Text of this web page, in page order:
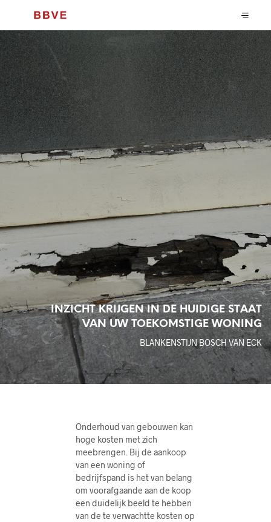
INZICHT KRIJGEN IN DE HUIDIGE STAAT
VAN UW TOEKOMSTIGE WONING
BLANKENSTIJN BOSCH VAN ECK
Onderhoud van gebouwen kan
hoge kosten met zich
meebrengen. Bij de aankoop
van een woning of
bedrijfspand is het van belang
om voorafgaande aan de koop
een duidelijk beeld te hebben
van de te verwachtte kosten op